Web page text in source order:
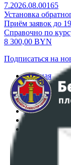
7.2026.08.00165
Установка
Приём заявок до
Справочно по
8 300,00 BYN
Подписаться на
Главная
Аукционы
Интернет-
Регламент
Политика в